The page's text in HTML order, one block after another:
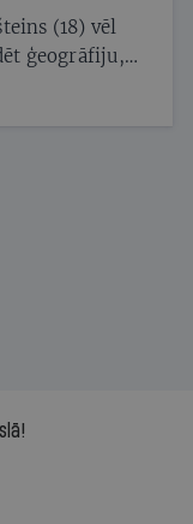
(18) vēl
ģeogrāfiju,
jau uzticas
mammas
turpināt
arī tad, kad